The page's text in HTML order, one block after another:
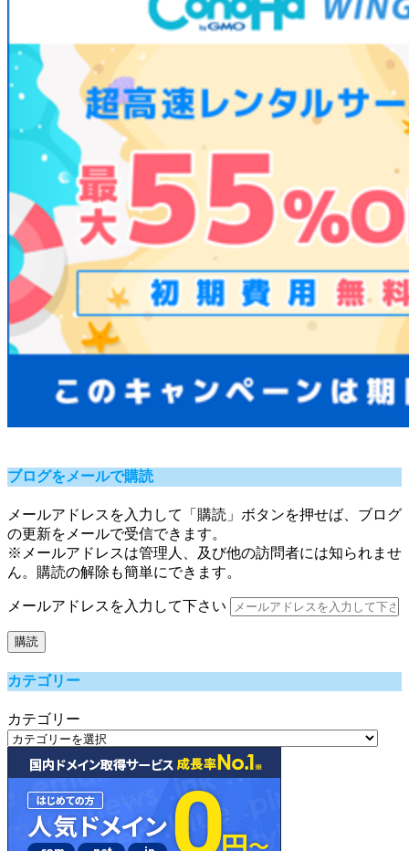
ブログをメールで購読
メールアドレスを入力して「購読」ボタンを押せば、ブログ
の更新をメールで受信できます。
※メールアドレスは管理人、及び他の訪問者には知られませ
ん。購読の解除も簡単にできます。
メールアドレスを入力して下さい
購読
カテゴリー
カテゴリー